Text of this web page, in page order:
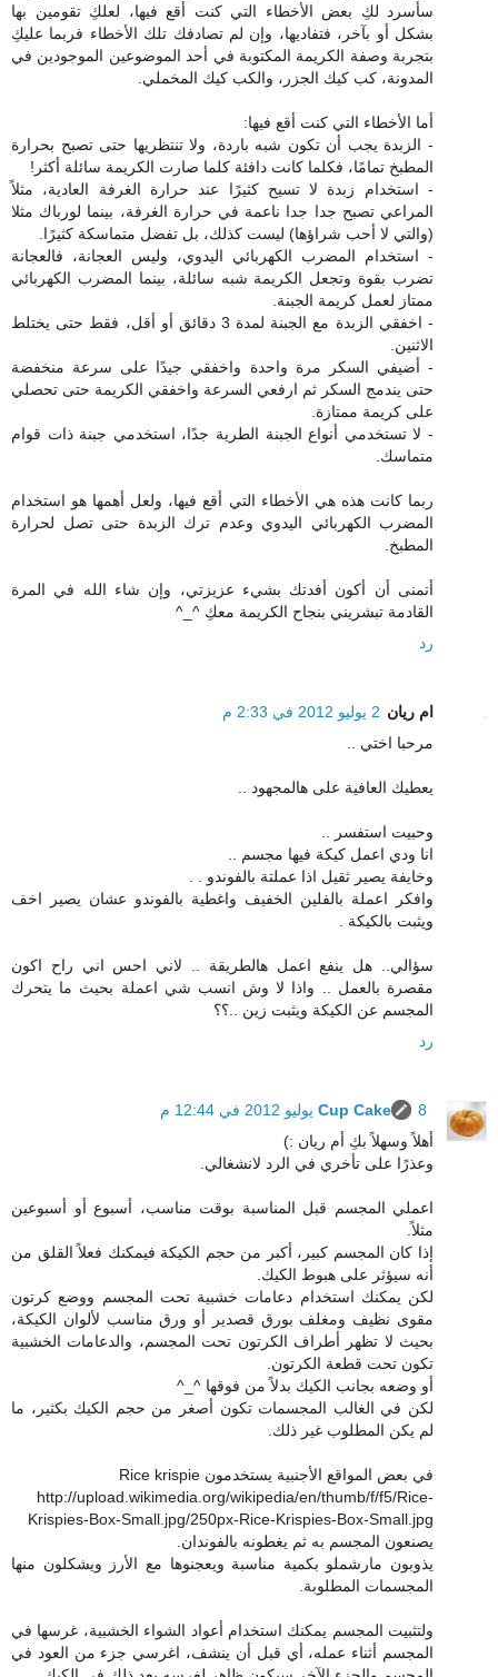
سأسرد لكِ بعض الأخطاء التي كنت أقع فيها، لعلكِ تقومين بها
بشكل أو بآخر، فتفاديها، وإن لم تصادفك تلك الأخطاء فربما عليكِ
بتجربة وصفة الكريمة المكتوبة في أحد الموضوعين الموجودين في
المدونة، كب كيك الجزر، والكب كيك المخملي.
أما الأخطاء التي كنت أقع فيها:
- الزبدة يجب أن تكون شبه باردة، ولا تنتظريها حتى تصبح بحرارة
المطبخ تمامًا، فكلما كانت دافئة كلما صارت الكريمة سائلة أكثر!
- استخدام زبدة لا تسيح كثيرًا عند حرارة الغرفة العادية، مثلاً
المراعي تصبح جدا جدا ناعمة في حرارة الغرفة، بينما لورباك مثلا
(والتي لا أحب شراؤها) ليست كذلك، بل تفضل متماسكة كثيرًا.
- استخدام المضرب الكهربائي اليدوي، وليس العجانة، فالعجانة
تضرب بقوة وتجعل الكريمة شبه سائلة، بينما المضرب الكهربائي
ممتاز لعمل كريمة الجبنة.
- اخفقي الزبدة مع الجبنة لمدة 3 دقائق أو أقل، فقط حتى يختلط
الاثنين.
- أضيفي السكر مرة واحدة واخفقي جيدًا على سرعة منخفضة
حتى يندمج السكر ثم ارفعي السرعة واخفقي الكريمة حتى تحصلي
على كريمة ممتازة.
- لا تستخدمي أنواع الجبنة الطرية جدًا، استخدمي جبنة ذات قوام
متماسك.
ربما كانت هذه هي الأخطاء التي أقع فيها، ولعل أهمها هو استخدام
المضرب الكهربائي اليدوي وعدم ترك الزبدة حتى تصل لحرارة
المطبخ.
أتمنى أن أكون أفدتك بشيء عزيزتي، وإن شاء الله في المرة
القادمة تبشريني بنجاح الكريمة معكِ ^_^
رد
ام ريان 2 يوليو 2012 في 2:33 م
مرحبا اختي ..
يعطيك العافية على هالمجهود ..
وحبيت استفسر ..
انا ودي اعمل كيكة فيها مجسم ..
وخايفة يصير ثقيل اذا عملتة بالفوندو . .
وافكر اعملة بالفلين الخفيف واغطية بالفوندو عشان يصير اخف
ويثبت بالكيكة .
سؤالي.. هل ينفع اعمل هالطريقة .. لاني احس اني راح اكون
مقصرة بالعمل .. واذا لا وش انسب شي اعملة بحيث ما يتحرك
المجسم عن الكيكة ويثبت زين ..؟؟
رد
Cup Cake
8 يوليو 2012 في 12:44 م
أهلاً وسهلاً بكِ أم ريان :)
وعذرًا على تأخري في الرد لانشغالي.
اعملي المجسم قبل المناسبة بوقت مناسب، أسبوع أو أسبوعين
مثلاً.
إذا كان المجسم كبير، أكبر من حجم الكيكة فيمكنك فعلاً القلق من
أنه سيؤثر على هبوط الكيك.
لكن يمكنك استخدام دعامات خشبية تحت المجسم ووضع كرتون
مقوى نظيف ومغلف بورق قصدير أو ورق مناسب لألوان الكيكة،
بحيث لا تظهر أطراف الكرتون تحت المجسم، والدعامات الخشبية
تكون تحت قطعة الكرتون.
أو وضعه بجانب الكيك بدلاً من فوقها ^_^
لكن في الغالب المجسمات تكون أصغر من حجم الكيك بكثير، ما
لم يكن المطلوب غير ذلك.
في بعض المواقع الأجنبية يستخدمون Rice krispie
http://upload.wikimedia.org/wikipedia/en/thumb/f/f5/Rice-
Krispies-Box-Small.jpg/250px-Rice-Krispies-Box-Small.jpg
يصنعون المجسم به ثم يغطونه بالفوندان.
يذوبون مارشملو بكمية مناسبة ويعجنوها مع الأرز ويشكلون منها
المجسمات المطلوبة.
ولتثبيت المجسم يمكنك استخدام أعواد الشواء الخشبية، غرسها في
المجسم أثناء عمله، أي قبل أن ينشف، اغرسي جزء من العود في